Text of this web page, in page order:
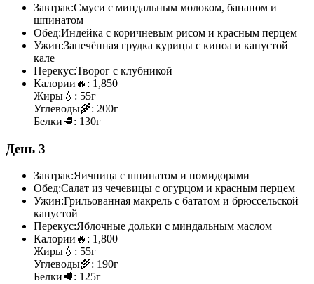
Завтрак:Смуси с миндальным молоком, бананом и
шпинатом
Обед:Индейка с коричневым рисом и красным перцем
Ужин:Запечённая грудка курицы с киноа и капустой
кале
Перекус:Творог с клубникой
Калории 🔥: 1,850
Жиры 💧: 55г
Углеводы🌾: 200г
Белки🥩: 130г
День 3
Завтрак:Яичница с шпинатом и помидорами
Обед:Салат из чечевицы с огурцом и красным перцем
Ужин:Грильованная макрель с бататом и брюссельской
капустой
Перекус:Яблочные дольки с миндальным маслом
Калории 🔥: 1,800
Жиры 💧: 55г
Углеводы🌾: 190г
Белки🥩: 125г